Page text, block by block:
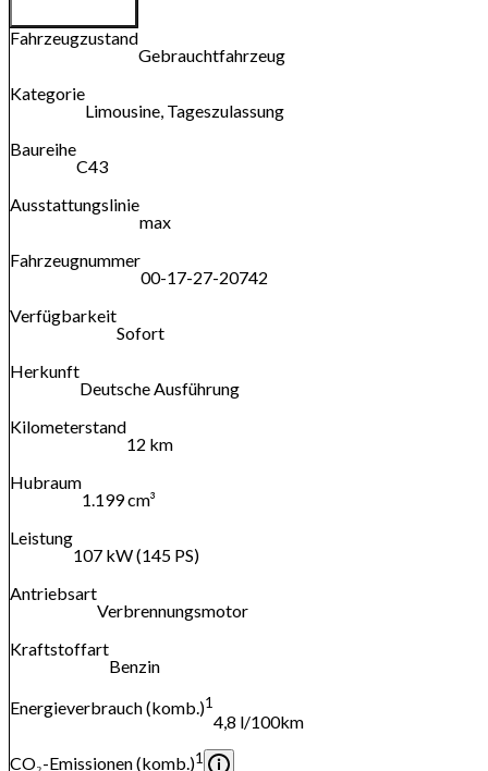
Fahrzeugzustand
Gebrauchtfahrzeug
Kategorie
Limousine, Tageszulassung
Baureihe
C43
Ausstattungslinie
max
Fahrzeugnummer
00-17-27-20742
Verfügbarkeit
Sofort
Herkunft
Deutsche Ausführung
Kilometerstand
12 km
Hubraum
1.199 cm³
Leistung
107 kW (145 PS)
Antriebsart
Verbrennungsmotor
Kraftstoffart
Benzin
Energieverbrauch (komb.)1
4,8 l/100km
CO₂-Emissionen (komb.)1